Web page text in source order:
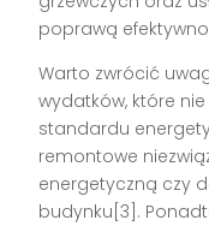
poprawą
Warto zwrócić
wydatków, które
standardu
remontowe
energetyczną czy
budynku[3].